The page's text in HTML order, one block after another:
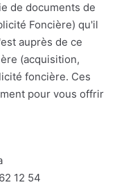
de documents de
Foncière) qu'il
auprès de ce
(acquisition,
foncière. Ces
pour vous offrir
12 54